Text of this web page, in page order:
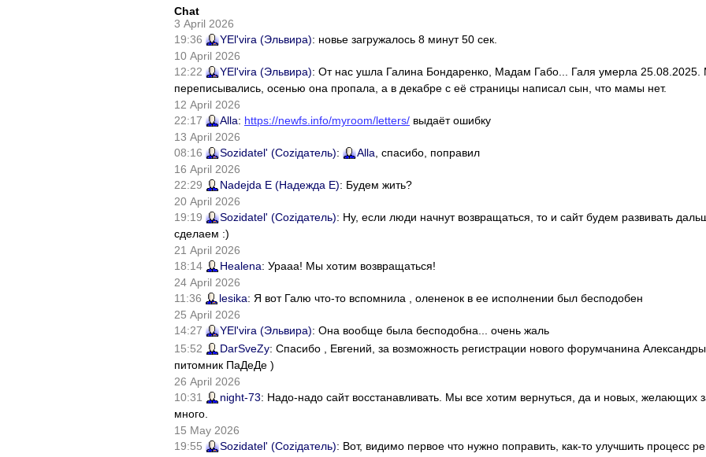
Chat
3 April 2026
19:36
YEl'vira (Эльвира): новье загружалось 8 минут 50 сек.
10 April 2026
12:22
YEl'vira (Эльвира): От нас ушла Галина Бондаренко, Мадам Габо... Галя умерла
переписывались, осенью она пропала, а в декабре с её страницы написал сын, что мамы нет.
12 April 2026
22:17
Alla: https://newfs.info/myroom/letters/ выдаёт ошибку
13 April 2026
08:16
Sozidatel' (Соziдатель): Alla , спасибо, поправил
16 April 2026
22:29
Nadejda E (Надежда Е): Будем жить?
20 April 2026
19:19
Sozidatel' (Соziдатель): Ну, если люди начнут возвращаться, то и сайт будем развивать
сделаем :)
21 April 2026
18:14
Healena: Урааа! Мы хотим возвращаться!
24 April 2026
11:36
lesika: Я вот Галю что-то вспомнила , олененок в ее исполнении был бесподобен
25 April 2026
14:27
YEl'vira (Эльвира): Она вообще была бесподобна... очень жаль
15:52
DarSveZy: Спасибо , Евгений, за возможность регистрации нового форумчанина
питомник ПаДеДе )
26 April 2026
10:31
night-73: Надо-надо сайт восстанавливать. Мы все хотим вернуться, да и новых, желающих
много.
15 May 2026
19:55
Sozidatel' (Соziдатель): Вот, видимо первое что нужно поправить, как-то улучшить процесс